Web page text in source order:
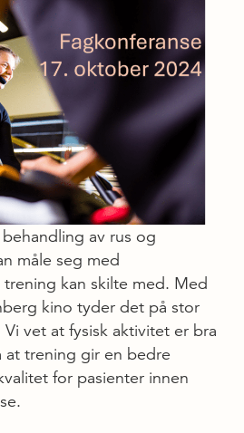
av rus og
måle seg med
kan skilte med. Med
kino tyder det på stor
vet at fysisk aktivitet er bra
at trening gir en bedre
for pasienter innen